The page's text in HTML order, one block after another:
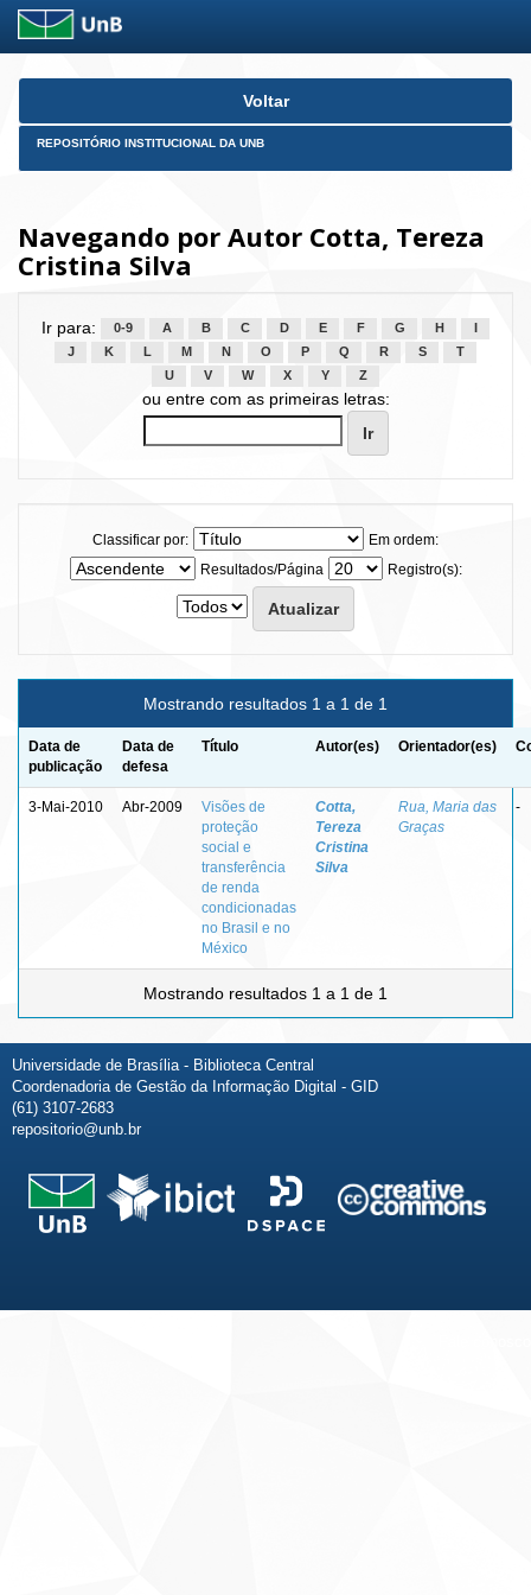
Skip
Voltar
REPOSITÓRIO INSTITUCIONAL DA UNB
Navegando por Autor Cotta, Tereza
Cristina Silva
Ir para: 0-9 A B C D E F G H
J
K L M N O P Q R S
T
U
V W X Y Z
ou entre com as primeiras letras:
Classificar por:
Em ordem:
Resultados/Página
Registro(s):
Mostrando resultados 1 a 1 de 1
Data de
publicação
Data de
defesa
Título Autor(es) Orientador(es)
3-Mai-2010 Abr-2009
Visões de
proteção
social e
transferência
de renda
condicionadas
no Brasil e no
México
Cotta,
Tereza
Cristina
Silva
Rua, Maria das
Graças
-
Mostrando resultados 1 a 1 de 1
Universidade de Brasília - Biblioteca Central
Coordenadoria de Gestão da Informação Digital - GID
(61) 3107-2683
repositorio@unb.br